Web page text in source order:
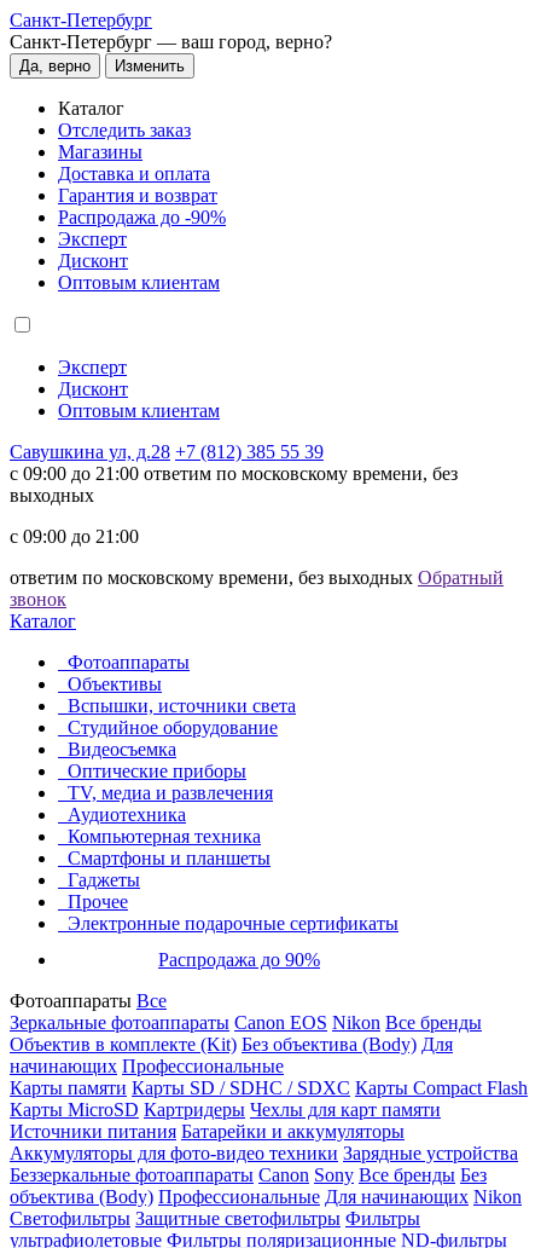
Санкт-Петербург
Санкт-Петербург — ваш город, верно?
Да, верно Изменить
Каталог
Отследить заказ
Магазины
Доставка и оплата
Гарантия и возврат
Распродажа до -90%
Эксперт
Дисконт
Оптовым клиентам
Эксперт
Дисконт
Оптовым клиентам
Савушкина ул, д.28 +7 (812) 385 55 39
c 09:00 до 21:00 ответим по московскому времени, без
выходных
c 09:00 до 21:00
ответим по московскому времени, без выходных Обратный
звонок
Каталог
Фотоаппараты
Объективы
Вспышки, источники света
Студийное оборудование
Видеосъемка
Оптические приборы
TV, медиа и развлечения
Аудиотехника
Компьютерная техника
Смартфоны и планшеты
Гаджеты
Прочее
Электронные подарочные сертификаты
Распродажа до 90%
Фотоаппараты Все
Зеркальные фотоаппараты Canon EOS Nikon Все бренды
Объектив в комплекте (Kit) Без объектива (Body) Для
начинающих Профессиональные
Карты памяти Карты SD / SDHC / SDXC Карты Compact Flash
Карты MicroSD Картридеры Чехлы для карт памяти
Источники питания Батарейки и аккумуляторы
Аккумуляторы для фото-видео техники Зарядные устройства
Беззеркальные фотоаппараты Canon Sony Все бренды Без
объектива (Body) Профессиональные Для начинающих Nikon
Светофильтры Защитные светофильтры Фильтры
ультрафиолетовые Фильтры поляризационные ND-фильтры